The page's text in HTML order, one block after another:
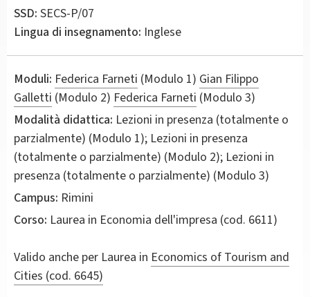
SSD: SECS-P/07
Lingua di insegnamento: Inglese
Moduli: Federica Farneti (Modulo 1) Gian Filippo
Galletti (Modulo 2) Federica Farneti (Modulo 3)
Modalità didattica: Lezioni in presenza (totalmente o
parzialmente) (Modulo 1); Lezioni in presenza
(totalmente o parzialmente) (Modulo 2); Lezioni in
presenza (totalmente o parzialmente) (Modulo 3)
Campus: Rimini
Corso: Laurea in Economia dell'impresa (cod. 6611)
Valido anche per Laurea in Economics of Tourism and
Cities (cod. 6645)